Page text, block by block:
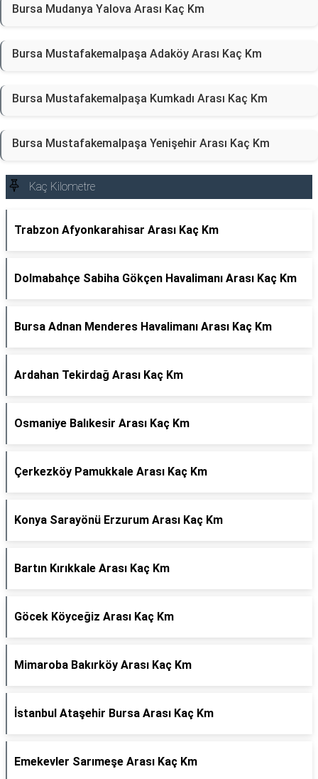
Bursa Mudanya Yalova Arası Kaç Km
Bursa Mustafakemalpaşa Adaköy Arası Kaç Km
Bursa Mustafakemalpaşa Kumkadı Arası Kaç Km
Bursa Mustafakemalpaşa Yenişehir Arası Kaç Km
Kaç Kilometre
Trabzon Afyonkarahisar Arası Kaç Km
Dolmabahçe Sabiha Gökçen Havalimanı Arası Kaç Km
Bursa Adnan Menderes Havalimanı Arası Kaç Km
Ardahan Tekirdağ Arası Kaç Km
Osmaniye Balıkesir Arası Kaç Km
Çerkezköy Pamukkale Arası Kaç Km
Konya Sarayönü Erzurum Arası Kaç Km
Bartın Kırıkkale Arası Kaç Km
Göcek Köyceğiz Arası Kaç Km
Mimaroba Bakırköy Arası Kaç Km
İstanbul Ataşehir Bursa Arası Kaç Km
Emekevler Sarımeşe Arası Kaç Km